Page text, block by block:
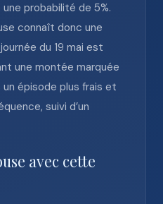
probabilité de 5%.
connaît donc une
du 19 mai est
une montée marquée
épisode plus frais et
suivi d’un
avec cette